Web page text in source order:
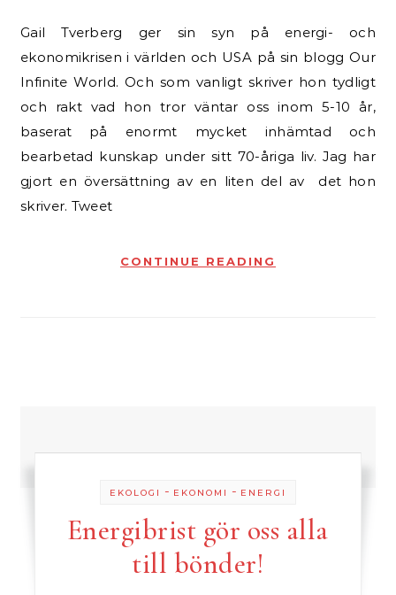
Gail Tverberg ger sin syn på energi- och
ekonomikrisen i världen och USA på sin blogg Our
Infinite World. Och som vanligt skriver hon tydligt
och rakt vad hon tror väntar oss inom 5-10 år,
baserat på enormt mycket inhämtad och
bearbetad kunskap under sitt 70-åriga liv. Jag har
gjort en översättning av en liten del av det hon
skriver. Tweet
CONTINUE READING
EKOLOGI - EKONOMI - ENERGI
Energibrist gör oss alla
till bönder!